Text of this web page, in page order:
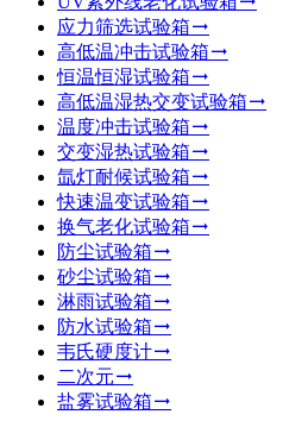
应力筛选试验箱
高低温冲击试验箱
恒温恒湿试验箱
高低温湿热交变试验箱
温度冲击试验箱
交变湿热试验箱
氙灯耐候试验箱
快速温变试验箱
换气老化试验箱
防尘试验箱
砂尘试验箱
淋雨试验箱
防水试验箱
韦氏硬度计
二次元
盐雾试验箱